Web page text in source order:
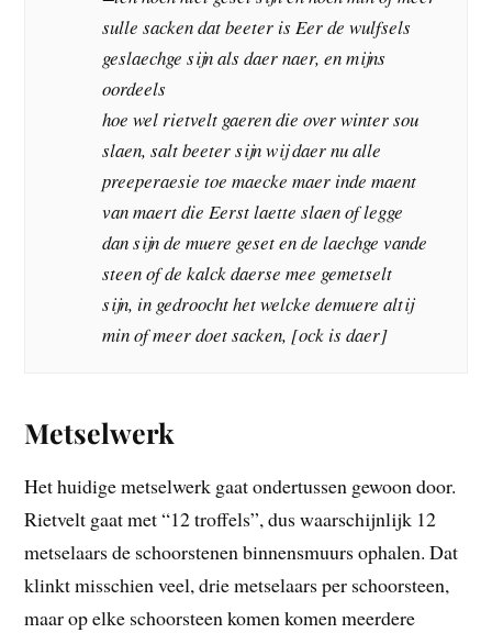
sulle sacken dat beeter is Eer de wulfsels
geslaechge sijn als daer naer, en mijns
oordeels
hoe wel rietvelt gaeren die over winter sou
slaen, salt beeter sijn wij daer nu alle
preeperaesie toe maecke maer inde maent
van maert die Eerst laette slaen of legge
dan sijn de muere geset en de laechge vande
steen of de kalck daerse mee gemetselt
sijn, in gedroocht het welcke demuere altij
min of meer doet sacken, [ock is daer]
Metselwerk
Het huidige metselwerk gaat ondertussen gewoon door.
Rietvelt gaat met “12 troffels”, dus waarschijnlijk 12
metselaars de schoorstenen binnensmuurs ophalen. Dat
klinkt misschien veel, drie metselaars per schoorsteen,
maar op elke schoorsteen komen komen meerdere